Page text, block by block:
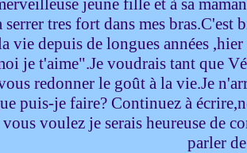
serrer tres fort dans mes bras.C'est
vie depuis de longues années
je t'aime".Je voudrais tant que
redonner le goût à la vie.Je
puis-je faire? Continuez à
vous voulez je serais heureuse de
parler